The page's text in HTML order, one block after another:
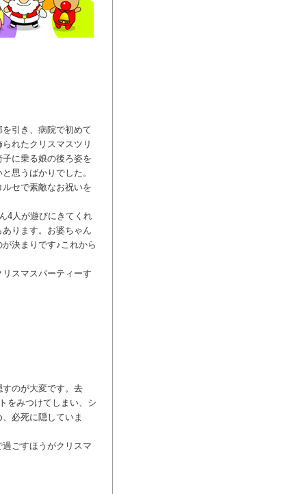
引き、病院で初めて
れたクリスマスツリ
に乗る娘の後ろ姿を
思うばかりでした。
セで素敵なお祝いを
4人が遊びにきてくれ
ります。お婆ちゃん
決まりです♪これから
スマスパーティーす
のが大変です。去
をみつけてしまい、シ
必死に隠していま
ごすほうがクリスマ